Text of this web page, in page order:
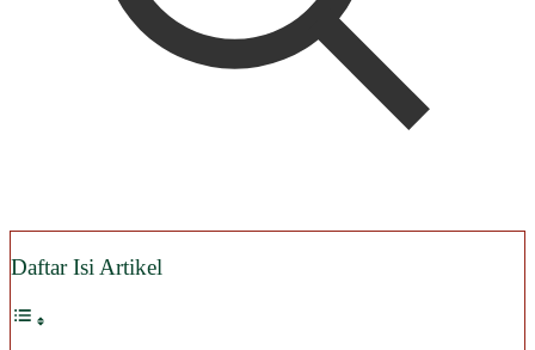
Daftar Isi Artikel